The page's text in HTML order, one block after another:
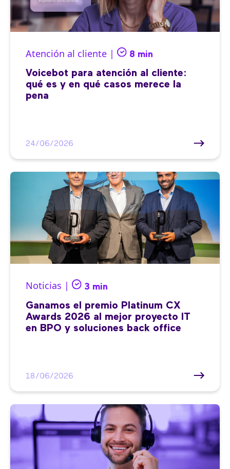
Atención al cliente | 8 min
Voicebot para atención al cliente:
qué es y en qué casos merece la
pena
24/06/2026
Noticias | 3 min
Ganamos el premio Platinum CX
Awards 2026 al mejor proyecto IT
en BPO y soluciones back office
18/06/2026